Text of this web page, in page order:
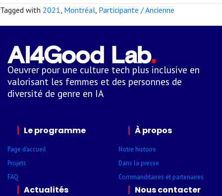
Tagged with 2021 Montréal Participante / Ancienne
Oeuvrer pour une culture tech plus inclusive en
valorisant les femmes et des personnes de
diversité de genre en IA
Le programme
Page d’accueil
Projets
FAQ
À propos
Notre histoire
Dans la presse
Comman­ditaires et parte­naires
Actualités Nous contacter